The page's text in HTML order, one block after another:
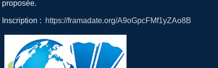
proposée.
Inscription : https://framadate.org/A9oGpcFMf1yZAo8B